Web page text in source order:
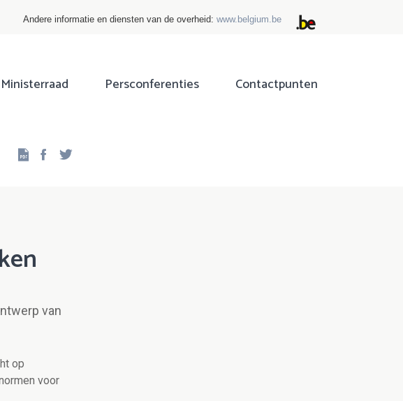
Andere informatie en diensten van de overheid: www.belgium.be
Ministerraad Persconferenties Contactpunten
Facebook
van
op
voor